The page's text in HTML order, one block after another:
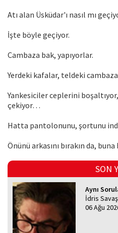
Atı alan Üsküdar'ı nasıl mı
İşte böyle geçiyor.
Cambaza bak, yapıyorlar.
Yerdeki kafalar, teldeki
Yankesiciler ceplerini
çekiyor…
Hatta pantolonunu, şortunu
Önünü arkasını bırakın da, buna
SON
Aynı
İdris Savaş
06 Ağu